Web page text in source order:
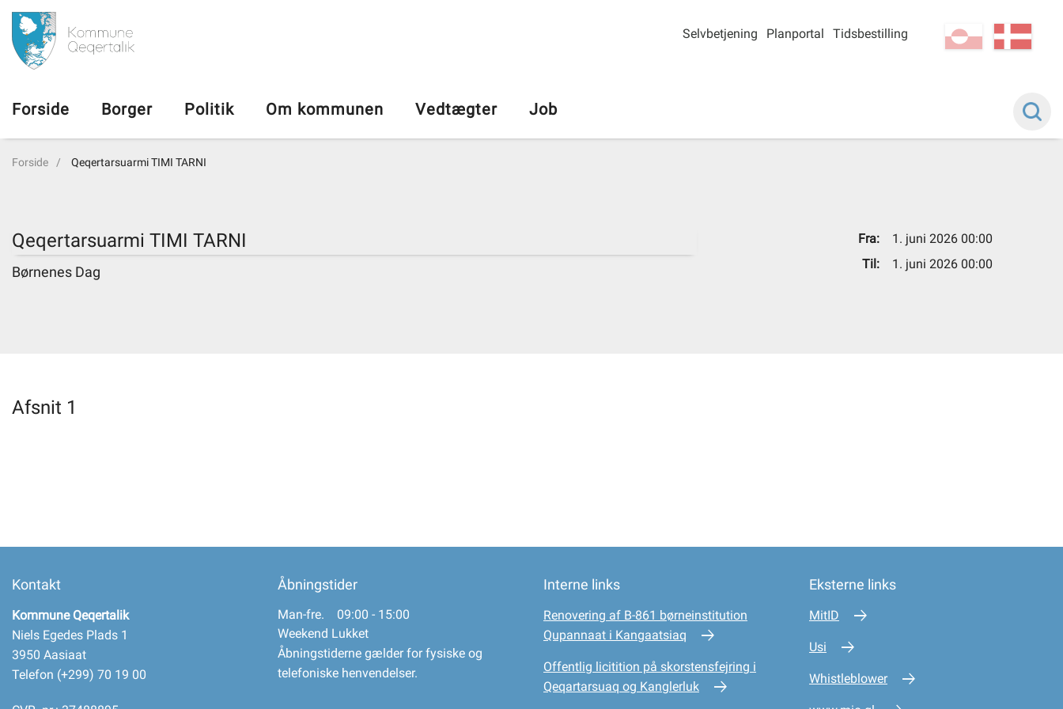
Om kommunen
Vedtægter
Selvbetjening
kl-GL
Selvbetjening Planportal Tidsbestilling
Forside Borger Politik Om kommunen Vedtægter Job
Forside Qeqertarsuarmi TIMI TARNI
Qeqertarsuarmi TIMI TARNI
Børnenes Dag
Fra:
1. juni 2026 00:00
Til:
1. juni 2026 00:00
Afsnit 1
Kontakt
Kommune Qeqertalik
Niels Egedes Plads 1
3950 Aasiaat
Telefon (+299) 70 19 00
Åbningstider
Man-fre. 09:00 - 15:00
Weekend Lukket
Åbningstiderne gælder for fysiske og
telefoniske henvendelser.
Interne links
Renovering af B-861 børneinstitution
Qupannaat i Kangaatsiaq
Offentlig licitition på skorstensfejring i
Qeqartarsuaq og Kanglerluk
Eksterne links
MitID
Usi
Whistleblower